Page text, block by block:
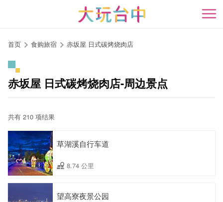
开
首页 食购旅宿 赤坂屋 日式碳烤烧肉店
赤坂屋 日式碳烤烧肉店-周边景点
共有 210 项结果
草湖溪自行车道
8.74 公里
望高寮夜景公园